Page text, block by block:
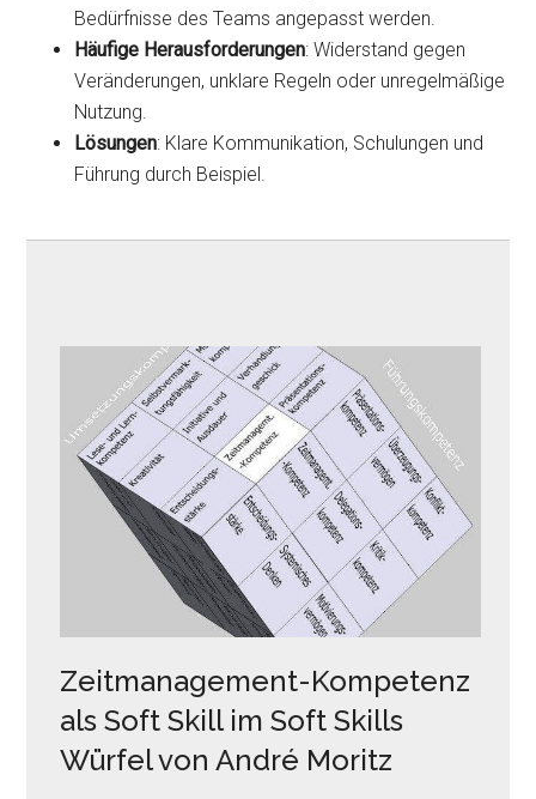
Bedürfnisse des Teams angepasst werden.
Häufige Herausforderungen: Widerstand gegen
Veränderungen, unklare Regeln oder unregelmäßige
Nutzung.
Lösungen: Klare Kommunikation, Schulungen und
Führung durch Beispiel.
Zeitmanagement-Kompetenz
als Soft Skill im Soft Skills
Würfel von André Moritz